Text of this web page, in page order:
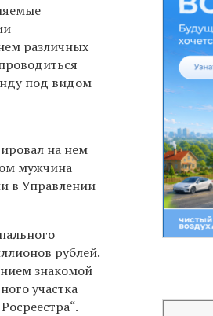
различных
под видом
на нем
мужчина
в Управлении
рублей.
знакомой
участка